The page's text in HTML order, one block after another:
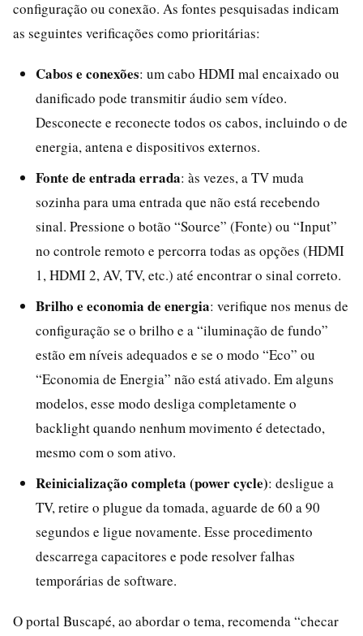
configuração ou conexão. As fontes pesquisadas indicam
as seguintes verificações como prioritárias:
Cabos e conexões: um cabo HDMI mal encaixado ou
danificado pode transmitir áudio sem vídeo.
Desconecte e reconecte todos os cabos, incluindo o de
energia, antena e dispositivos externos.
Fonte de entrada errada: às vezes, a TV muda
sozinha para uma entrada que não está recebendo
sinal. Pressione o botão “Source” (Fonte) ou “Input”
no controle remoto e percorra todas as opções (HDMI
1, HDMI 2, AV, TV, etc.) até encontrar o sinal correto.
Brilho e economia de energia: verifique nos menus de
configuração se o brilho e a “iluminação de fundo”
estão em níveis adequados e se o modo “Eco” ou
“Economia de Energia” não está ativado. Em alguns
modelos, esse modo desliga completamente o
backlight quando nenhum movimento é detectado,
mesmo com o som ativo.
Reinicialização completa (power cycle): desligue a
TV, retire o plugue da tomada, aguarde de 60 a 90
segundos e ligue novamente. Esse procedimento
descarrega capacitores e pode resolver falhas
temporárias de software.
O portal Buscapé, ao abordar o tema, recomenda “checar